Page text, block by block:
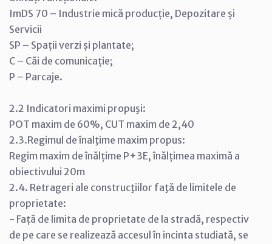
ImDS 70 – Industrie mică producție, Depozitare și
Servicii
SP – Spații verzi și plantate;
C – Căi de comunicație;
P – Parcaje.
2.2 Indicatori maximi propuşi:
POT maxim de 60%, CUT maxim de 2,40
2.3.Regimul de înalţime maxim propus:
Regim maxim de înălțime P+3E, înălțimea maximă a
obiectivului 20m
2.4. Retrageri ale construcţiilor faţă de limitele de
proprietate:
- Față de limita de proprietate de la stradă, respectiv
de pe care se realizează accesul în incinta studiată, se